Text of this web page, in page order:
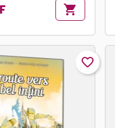
shopping_cart
favorite_border